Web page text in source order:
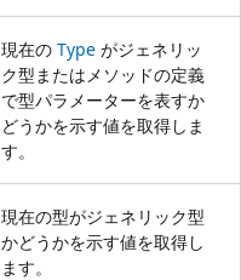
現在の Type がジェネリッ
ク型またはメソッドの定義
で型パラメーターを表すか
どうかを示す値を取得しま
す。
現在の型がジェネリック型
かどうかを示す値を取得し
ます。